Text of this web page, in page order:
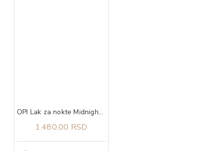
OPI Lak za nokte Midnight Snacc
1.480,00 RSD